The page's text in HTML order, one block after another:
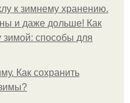
к зимнему хранению.
и даже дольше! Как
зимой: способы для
Как сохранить